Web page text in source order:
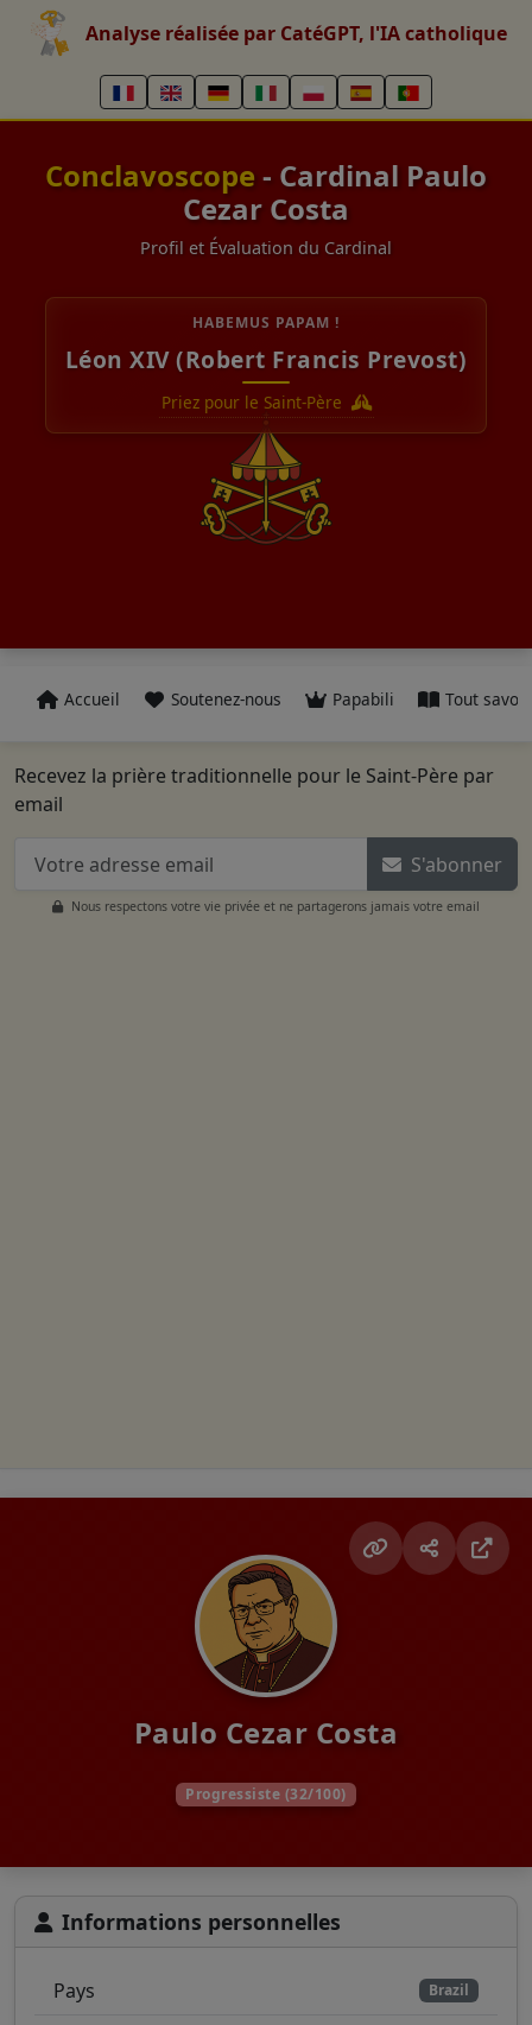
Analyse réalisée par CatéGPT, l'IA catholique
Conclavoscope - Cardinal Paulo
Cezar Costa
Profil et Évaluation du Cardinal
HABEMUS PAPAM !
Léon XIV (Robert Francis Prevost)
Priez pour le Saint-Père
Accueil Soutenez-nous Papabili Tout savoir
Recevez la prière traditionnelle pour le Saint-Père par
email
S'abonner
Nous respectons votre vie privée et ne partagerons jamais votre email
Paulo Cezar Costa
Progressiste (32/100)
Informations personnelles
Pays Brazil